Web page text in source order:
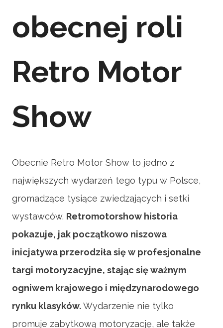
obecnej roli
Retro Motor
Show
Obecnie Retro Motor Show to jedno z
największych wydarzeń tego typu w Polsce,
gromadzące tysiące zwiedzających i setki
wystawców. Retromotorshow historia
pokazuje, jak początkowo niszowa
inicjatywa przerodziła się w profesjonalne
targi motoryzacyjne, stając się ważnym
ogniwem krajowego i międzynarodowego
rynku klasyków.Wydarzenie nie tylko
promuje zabytkową motoryzację, ale także